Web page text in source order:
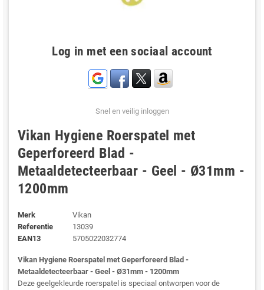
Log in met een sociaal account
Snel en veilig inloggen
Vikan Hygiene Roerspatel met
Geperforeerd Blad -
Metaaldetecteerbaar - Geel - Ø31mm -
1200mm
Merk
Vikan
Referentie
13039
EAN13
5705022032774
Vikan Hygiene Roerspatel met Geperforeerd Blad -
Metaaldetecteerbaar - Geel - Ø31mm - 1200mm
Deze geelgekleurde roerspatel is speciaal ontworpen voor de